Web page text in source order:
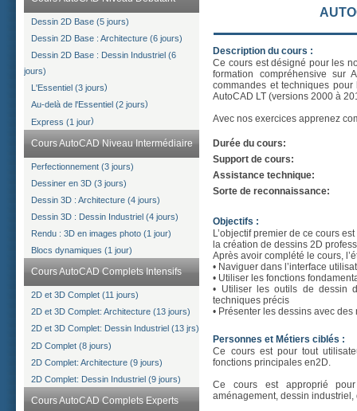
Dessin 2D Base (5 jours)
Dessin 2D Base : Architecture (6 jours)
Dessin 2D Base : Dessin Industriel (6
jours)
L'Essentiel (3 jours)
Au-delà de l'Essentiel (2 jours)
Express (1 jour)
Cours AutoCAD Niveau Intermédiaire
Perfectionnement (3 jours)
Dessiner en 3D (3 jours)
Dessin 3D : Architecture (4 jours)
Dessin 3D : Dessin Industriel (4 jours)
Rendu : 3D en images photo (1 jour)
Blocs dynamiques (1 jour)
Cours AutoCAD Complets Intensifs
2D et 3D Complet (11 jours)
2D et 3D Complet: Architecture (13 jours)
2D et 3D Complet: Dessin Industriel (13 jrs)
2D Complet (8 jours)
2D Complet: Architecture (9 jours)
2D Complet: Dessin Industriel (9 jours)
Cours AutoCAD Complets Experts
Description du cours :
Ce cours est désigné pour les
formation compréhensive sur
commandes et techniques
AutoCAD LT (versions 2000 à
Avec nos exercices apprenez
Durée du cours:
Support de cours:
Assistance technique:
Sorte de reconnaissance:
Objectifs :
L’objectif premier de ce cours
la création de dessins 2D
Après avoir complété le cours,
• Naviguer dans l’interface
• Utiliser les fonctions
• Utiliser les outils de dessin
techniques précis
• Présenter les dessins avec
Personnes et Métiers ciblés :
Ce cours est pour tout
fonctions principales en2D.
Ce cours est approprié
aménagement, dessin